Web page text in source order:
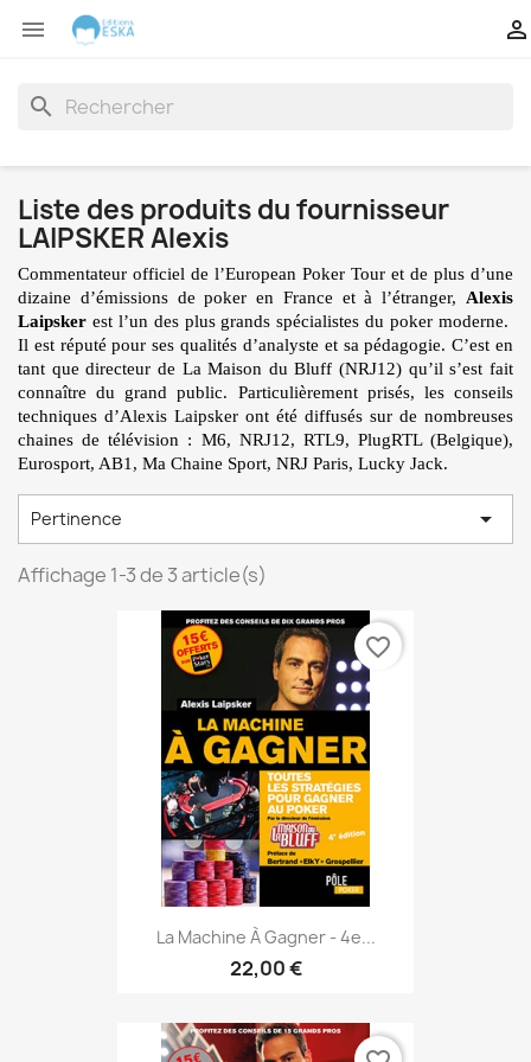
 
search
Liste des produits du fournisseur
LAIPSKER Alexis
Commentateur officiel de l’European Poker Tour et de plus d’une
dizaine d’émissions de poker en France et à l’étranger, Alexis
Laipsker est l’un des plus grands spécialistes du poker moderne.
Il est réputé pour ses qualités d’analyste et sa pédagogie. C’est en
tant que directeur de La Maison du Bluff (NRJ12) qu’il s’est fait
connaître du grand public. Particulièrement prisés, les conseils
techniques d’Alexis Laipsker ont été diffusés sur de nombreuses
chaines de télévision : M6, NRJ12, RTL9, PlugRTL (Belgique),
Eurosport, AB1, Ma Chaine Sport, NRJ Paris, Lucky Jack.
Pertinence 
Affichage 1-3 de 3 article(s)
La Machine À Gagner - 4e...
22,00 €
favorite_border